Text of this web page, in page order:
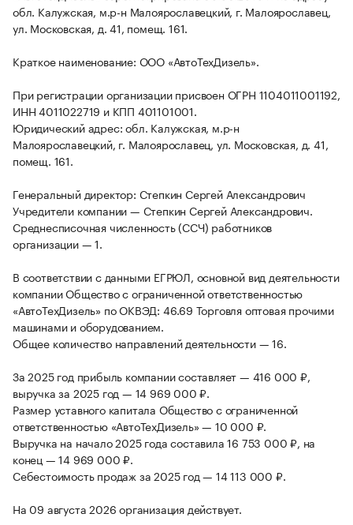
обл. Калужская, м.р-н Малоярославецкий, г. Малоярославец,
ул. Московская, д. 41, помещ. 161.
Краткое наименование: ООО «АвтоТехДизель».
При регистрации организации присвоен ОГРН 1104011001192,
ИНН 4011022719 и КПП 401101001.
Юридический адрес: обл. Калужская, м.р-н
Малоярославецкий, г. Малоярославец, ул. Московская, д. 41,
помещ. 161.
Генеральный директор: Степкин Сергей Александрович
Учредители компании — Степкин Сергей Александрович.
Среднесписочная численность (ССЧ) работников
организации — 1.
В соответствии с данными ЕГРЮЛ, основной вид деятельности
компании Общество с ограниченной ответственностью
«АвтоТехДизель» по ОКВЭД: 46.69 Торговля оптовая прочими
машинами и оборудованием.
Общее количество направлений деятельности — 16.
За 2025 год прибыль компании составляет — 416 000 ₽,
выручка за 2025 год — 14 969 000 ₽.
Размер уставного капитала Общество с ограниченной
ответственностью «АвтоТехДизель» — 10 000 ₽.
Выручка на начало 2025 года составила 16 753 000 ₽, на
конец — 14 969 000 ₽.
Себестоимость продаж за 2025 год — 14 113 000 ₽.
На 09 августа 2026 организация действует.